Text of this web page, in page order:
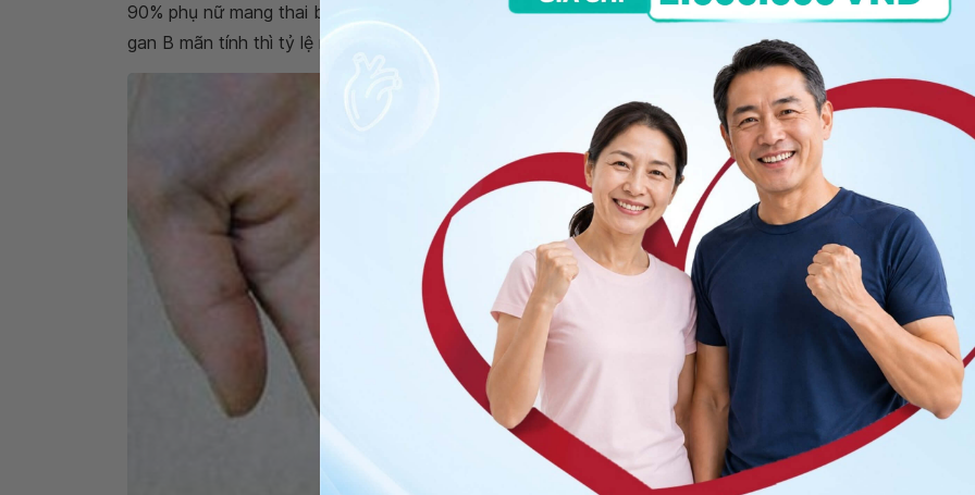
90% phụ nữ mang thai bị nhiễm vi rút viêm gan B cấp tính sẽ truyền vi rút cho em bé. Đối với viêm
gan B mãn tính thì tỷ lệ này khoảng chừng 10% đến 20%.